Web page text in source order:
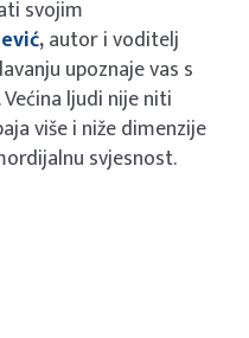
svojim
,autor i voditelj
upoznaje vas s
ljudi nije niti
više i niže dimenzije
svjesnost.